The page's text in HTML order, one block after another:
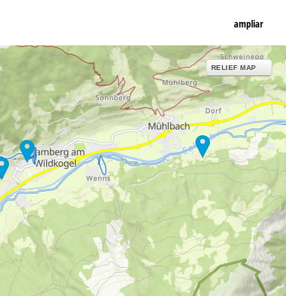
ampliar
RELIEF MAP